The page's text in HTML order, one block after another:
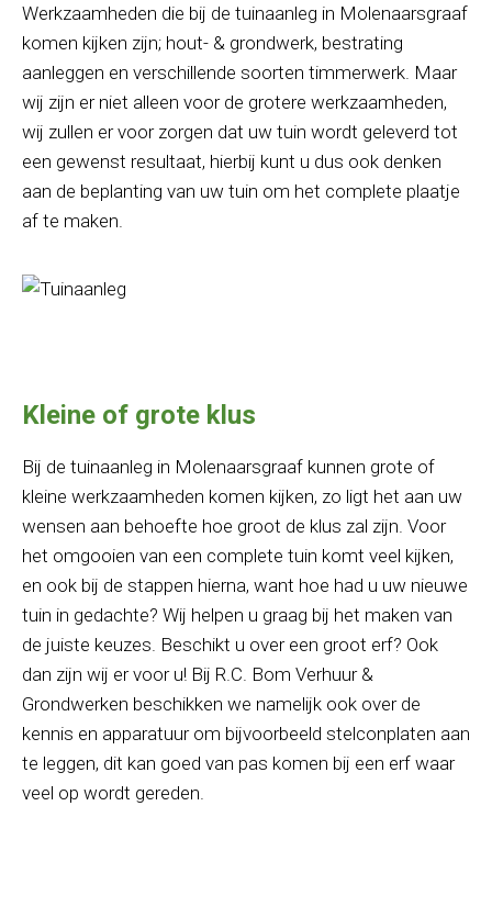
Werkzaamheden die bij de tuinaanleg in Molenaarsgraaf
komen kijken zijn; hout- & grondwerk, bestrating
aanleggen en verschillende soorten timmerwerk. Maar
wij zijn er niet alleen voor de grotere werkzaamheden,
wij zullen er voor zorgen dat uw tuin wordt geleverd tot
een gewenst resultaat, hierbij kunt u dus ook denken
aan de beplanting van uw tuin om het complete plaatje
af te maken.
Kleine of grote klus
Bij de tuinaanleg in Molenaarsgraaf kunnen grote of
kleine werkzaamheden komen kijken, zo ligt het aan uw
wensen aan behoefte hoe groot de klus zal zijn. Voor
het omgooien van een complete tuin komt veel kijken,
en ook bij de stappen hierna, want hoe had u uw nieuwe
tuin in gedachte? Wij helpen u graag bij het maken van
de juiste keuzes. Beschikt u over een groot erf? Ook
dan zijn wij er voor u! Bij R.C. Bom Verhuur &
Grondwerken beschikken we namelijk ook over de
kennis en apparatuur om bijvoorbeeld stelconplaten aan
te leggen, dit kan goed van pas komen bij een erf waar
veel op wordt gereden.